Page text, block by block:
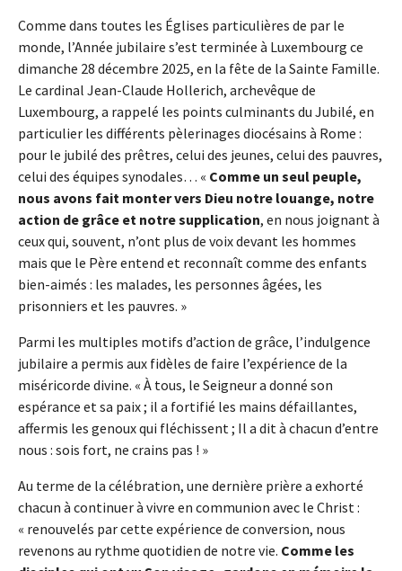
Comme dans toutes les Églises particulières de par le
monde, l’Année jubilaire s’est terminée à Luxembourg ce
dimanche 28 décembre 2025, en la fête de la Sainte Famille.
Le cardinal Jean-Claude Hollerich, archevêque de
Luxembourg, a rappelé les points culminants du Jubilé, en
particulier les différents pèlerinages diocésains à Rome :
pour le jubilé des prêtres, celui des jeunes, celui des pauvres,
celui des équipes synodales… « Comme un seul peuple,
nous avons fait monter vers Dieu notre louange, notre
action de grâce et notre supplication, en nous joignant à
ceux qui, souvent, n’ont plus de voix devant les hommes
mais que le Père entend et reconnaît comme des enfants
bien-aimés : les malades, les personnes âgées, les
prisonniers et les pauvres. »
Parmi les multiples motifs d’action de grâce, l’indulgence
jubilaire a permis aux fidèles de faire l’expérience de la
miséricorde divine. « À tous, le Seigneur a donné son
espérance et sa paix ; il a fortifié les mains défaillantes,
affermis les genoux qui fléchissent ; Il a dit à chacun d’entre
nous : sois fort, ne crains pas ! »
Au terme de la célébration, une dernière prière a exhorté
chacun à continuer à vivre en communion avec le Christ :
« renouvelés par cette expérience de conversion, nous
revenons au rythme quotidien de notre vie. Comme les